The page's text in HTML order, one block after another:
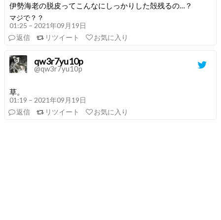
伊勢海老の脱皮ってこんなにしっかりした殻残るの…？
マジで？？
01:25 – 2021年09月19日
返信
リツイート お気に入り
qw3r7yu10p
@qw3r7yu10p
草。
01:19 – 2021年09月19日
返信
リツイート お気に入り